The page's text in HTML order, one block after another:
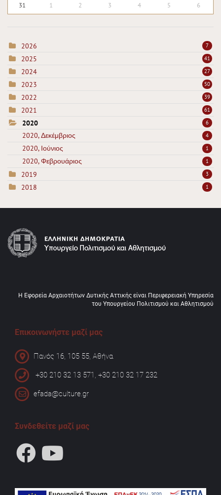
31 1 2 3 4 5 6
2026 7
2025 41
2024 27
2023 50
2022 39
2021 61
2020 6
2020, Δεκέμβριος 4
2020, Ιούνιος 1
2020, Φεβρουάριος 1
2019 3
2018 1
Η Εφορεία Αρχαιοτήτων Δυτικής Αττικής είναι Περιφερειακή Υπηρεσία
του Υπουργείου Πολιτισμού και Αθλητισμού
Επικοινωνήστε μαζί μας
Πανός 16, 105 55, Αθήνα
+30 210 32 13 571, +30 210 32 17 232
efada@culture.gr
Συνδεθείτε μαζί μας